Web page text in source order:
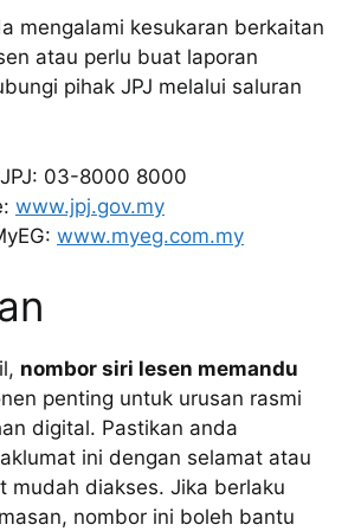
mengalami kesukaran berkaitan
atau perlu buat laporan
pihak JPJ melalui saluran
03-8000 8000
www.jpj.gov.my
www.myeg.com.my
nombor siri lesen memandu
penting untuk urusan rasmi
digital. Pastikan anda
ini dengan selamat atau
mudah diakses. Jika berlaku
nombor ini boleh bantu